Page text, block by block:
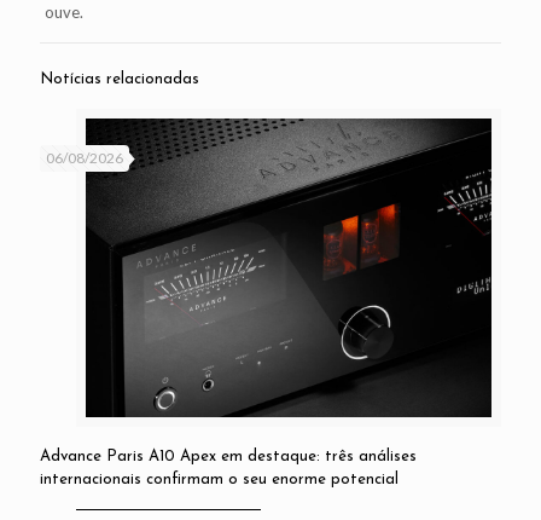
ouve.
Notícias relacionadas
06/08/2026
Advance Paris A10 Apex em destaque: três análises
internacionais confirmam o seu enorme potencial